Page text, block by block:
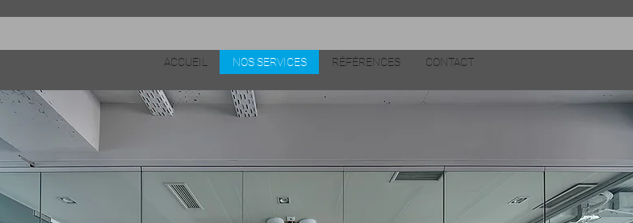
ACCUEIL NOS SERVICES RÉFÉRENCES CONTACT